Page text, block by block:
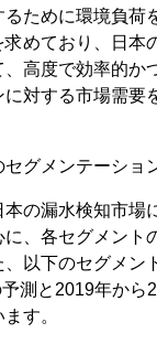
ために環境負荷
めており、日本
高度で効率的か
対する市場需要
グメンテーショ
の漏水検知市場
、各セグメント
以下のセグメン
測と2019年から
す。